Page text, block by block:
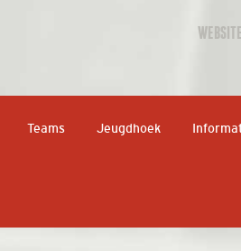
Teams Jeugdhoek